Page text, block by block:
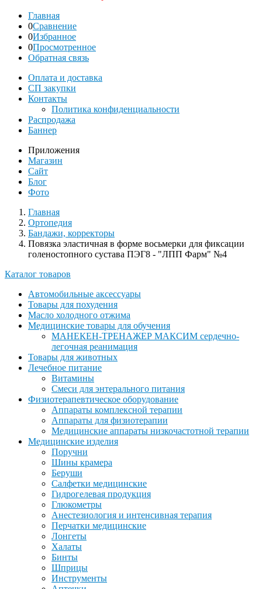
Главная
0Сравнение
0Избранное
0Просмотренное
Обратная связь
Оплата и доставка
СП закупки
Контакты
Политика конфиденциальности
Распродажа
Баннер
Приложения
Магазин
Сайт
Блог
Фото
Главная
Ортопедия
Бандажи, корректоры
Повязка эластичная в форме восьмерки для фиксации
голеностопного сустава ПЭГ8 - "ЛПП Фарм" №4
Каталог товаров
Автомобильные аксессуары
Товары для похудения
Масло холодного отжима
Медицинские товары для обучения
МАНЕКЕН-ТРЕНАЖЕР МАКСИМ сердечно-
легочная реанимация
Товары для животных
Лечебное питание
Витамины
Смеси для энтерального питания
Физиотерапевтическое оборудование
Аппараты комплексной терапии
Аппараты для физиотерапии
Медицинские аппараты низкочастотной терапии
Медицинские изделия
Поручни
Шины крамера
Беруши
Салфетки медицинские
Гидрогелевая продукция
Глюкометры
Анестезиология и интенсивная терапия
Перчатки медицинские
Лонгеты
Халаты
Бинты
Шприцы
Инструменты